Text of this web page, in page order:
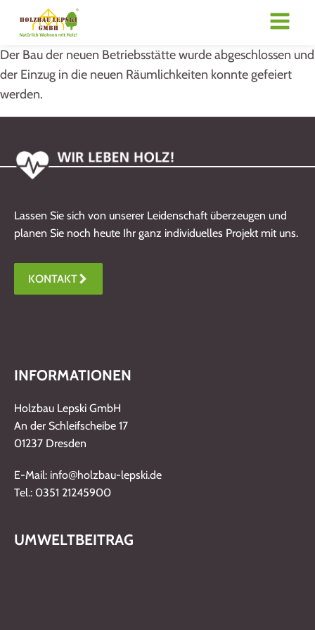
Der Bau der neuen Betriebsstätte wurde abgeschlossen und
der Einzug in die neuen Räumlichkeiten konnte gefeiert
werden.
Lassen Sie sich von unserer Leidenschaft überzeugen und
planen Sie noch heute Ihr ganz individuelles Projekt mit uns.
KONTAKT
INFORMATIONEN
Holzbau Lepski GmbH
An der Schleifscheibe 17
01237 Dresden
E-Mail: info@holzbau-lepski.de
Tel.: 0351 21245900
UMWELTBEITRAG